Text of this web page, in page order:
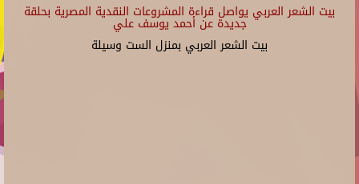
بيت الشعر العربي يواصل قراءة المشروعات النقدية المصرية بحلقة
جديدة عن أحمد يوسف علي
بيت الشعر العربي بمنزل الست وسيلة